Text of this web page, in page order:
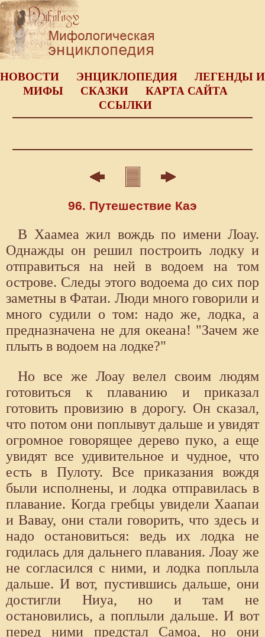
НОВОСТИ ЭНЦИКЛОПЕДИЯ
ЛЕГЕНДЫ И
МИФЫ
СКАЗКИ
КАРТА САЙТА
ССЫЛКИ
96. Путешествие Каэ
В Хаамеа жил вождь по имени Лоау.
Однажды он решил построить лодку и
отправиться на ней в водоем на том
острове. Следы этого водоема до сих пор
заметны в Фатаи. Люди много говорили и
много судили о том: надо же, лодка, а
предназначена не для океана! "Зачем же
плыть в водоем на лодке?"
Но все же Лоау велел своим людям
готовиться к плаванию и приказал
готовить провизию в дорогу. Он сказал,
что потом они поплывут дальше и увидят
огромное говорящее дерево пуко, а еще
увидят все удивительное и чудное, что
есть в Пулоту. Все приказания вождя
были исполнены, и лодка отправилась в
плавание. Когда гребцы увидели Хаапаи
и Вавау, они стали говорить, что здесь и
надо остановиться: ведь их лодка не
годилась для дальнего плавания. Лоау же
не согласился с ними, и лодка поплыла
дальше. И вот, пустившись дальше, они
достигли Ниуа, но и там не
остановились, а поплыли дальше. И вот
перед ними предстал Самоа, но они